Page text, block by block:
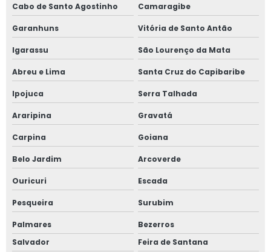
Cabo de Santo Agostinho Camaragibe
Garanhuns Vitória de Santo Antão
Igarassu São Lourenço da Mata
Abreu e Lima Santa Cruz do Capibaribe
Ipojuca Serra Talhada
Araripina Gravatá
Carpina Goiana
Belo Jardim Arcoverde
Ouricuri Escada
Pesqueira Surubim
Palmares
Bezerros
Salvador
Feira de Santana